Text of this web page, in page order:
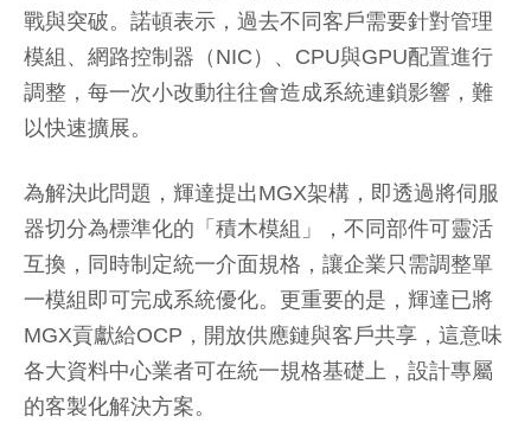
戰與突破。諾頓表示，過去不同客戶需要針對管理
模組、網路控制器（NIC）、CPU與GPU配置進行
調整，每一次小改動往往會造成系統連鎖影響，難
以快速擴展。
為解決此問題，輝達提出MGX架構，即透過將伺服
器切分為標準化的「積木模組」，不同部件可靈活
互換，同時制定統一介面規格，讓企業只需調整單
一模組即可完成系統優化。更重要的是，輝達已將
MGX貢獻給OCP，開放供應鏈與客戶共享，這意味
各大資料中心業者可在統一規格基礎上，設計專屬
的客製化解決方案。